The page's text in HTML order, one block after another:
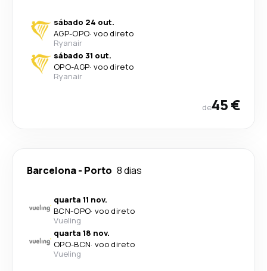
sábado 24 out.
AGP-OPO· voo direto
Ryanair
sábado 31 out.
OPO-AGP· voo direto
Ryanair
de45 €
Barcelona- Porto 8 dias
quarta 11 nov.
BCN-OPO· voo direto
Vueling
quarta 18 nov.
OPO-BCN· voo direto
Vueling